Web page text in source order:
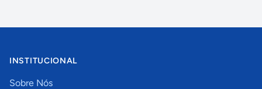
INSTITUCIONAL
Sobre Nós